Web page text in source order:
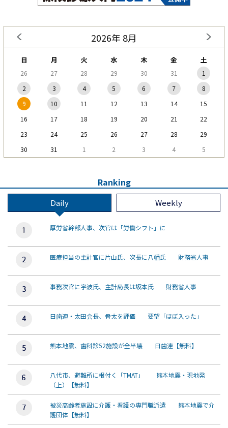
2026年 8月
日 月 火 水 木 金 土
26 27 28 29 30 31
1
2
3 4 5 6 7
8
9
10 11 12 13 14
15
16
17 18 19 20 21
22
23
24 25 26 27 28
29
30
31 1 2 3 4 5
Ranking
Daily Weekly
厚労省幹部人事、次官は「労働シフト」に
医療担当の主計官に片山氏、次長に八幡氏 財務省人事
事務次官に宇波氏、主計局長は坂本氏 財務省人事
日歯連・太田会長、骨太を評価 要望「ほぼ入った」
熊本地震、歯科診52施設が全半壊 日歯連【無料】
八代市、避難所に根付く「TMAT」 熊本地震・現地発
（上）【無料】
被災高齢者施設に介護・看護の専門職派遣 熊本地震で介
護団体【無料】